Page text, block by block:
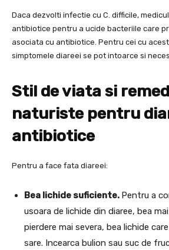
Daca dezvolti infectie cu C. difficile,
antibiotice pentru a ucide bacteriile care
asociata cu antibiotice. Pentru cei cu
simptomele diareei se pot intoarce si
Stil de viata si
naturiste pentru
antibiotice
Pentru a face fata diareei:
Bea lichide suficiente. Pentru a
usoara de lichide din diaree, bea
pierdere mai severa, bea lichide
sare. Incearca bulion sau suc de